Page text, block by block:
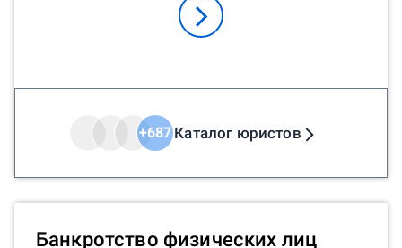
+687Каталог юристов
Банкротство физических лиц